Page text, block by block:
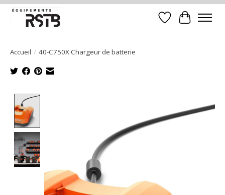
Liste dePanier
Accueil / 40-C750X Chargeur de batterie